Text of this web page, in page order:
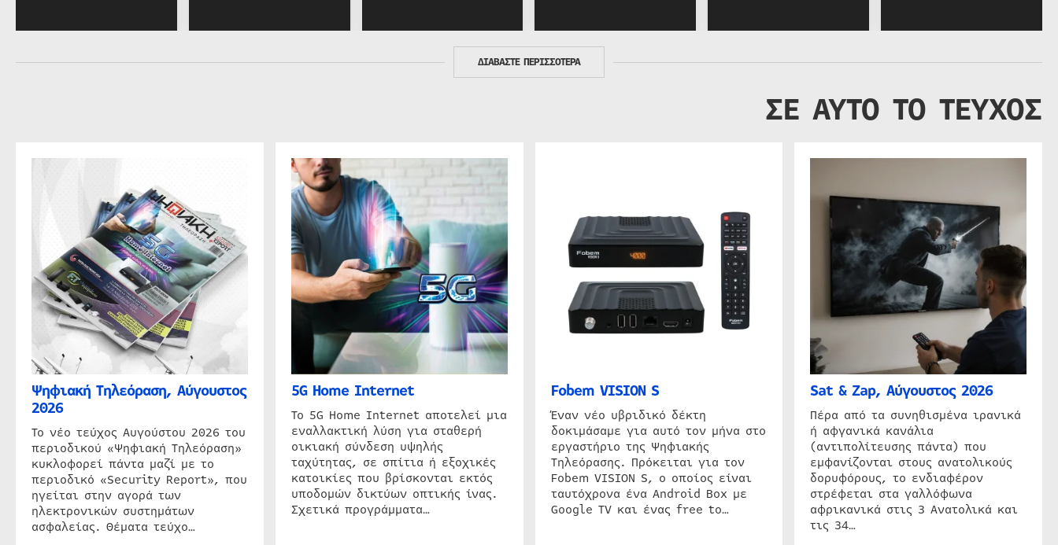
ΔΙΑΒΑΣΤΕ ΠΕΡΙΣΣΟΤΕΡΑ
ΣΕ ΑΥΤΟ ΤΟ ΤΕΥΧΟΣ
Ψηφιακή Τηλεόραση, Αύγουστος
2026
Το νέο τεύχος Αυγούστου 2026 του
περιοδικού «Ψηφιακή Τηλεόραση»
κυκλοφορεί πάντα μαζί με το
περιοδικό «Security Report», που
ηγείται στην αγορά των
ηλεκτρονικών συστημάτων
ασφαλείας. Θέματα τεύχο…
5G Home Internet
Το 5G Home Internet αποτελεί μια
εναλλακτική λύση για σταθερή
οικιακή σύνδεση υψηλής
ταχύτητας, σε σπίτια ή εξοχικές
κατοικίες που βρίσκονται εκτός
υποδομών δικτύων οπτικής ίνας.
Σχετικά προγράμματα…
Fobem VISION S
Έναν νέο υβριδικό δέκτη
δοκιμάσαμε για αυτό τον μήνα στο
εργαστήριο της Ψηφιακής
Τηλεόρασης. Πρόκειται για τον
Fobem VISION S, ο οποίος είναι
ταυτόχρονα ένα Android Box με
Google TV και ένας free to…
Sat & Zap, Αύγουστος 2026
Πέρα από τα συνηθισμένα ιρανικά
ή αφγανικά κανάλια
(αντιπολίτευσης πάντα) που
εμφανίζονται στους ανατολικούς
δορυφόρους, το ενδιαφέρον
στρέφεται στα γαλλόφωνα
αφρικανικά στις 3 Ανατολικά και
τις 34…